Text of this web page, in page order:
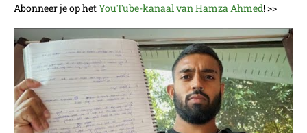
Abonneer je op hetYouTube-kanaal van Hamza Ahmed! >>